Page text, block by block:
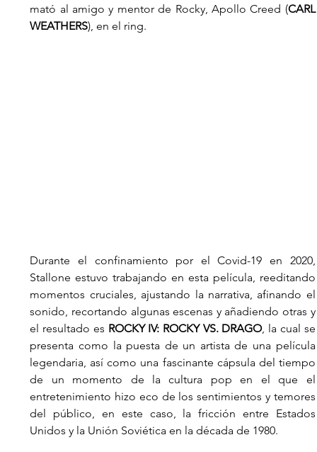
mató al amigo y mentor de Rocky, Apollo Creed (CARL
WEATHERS), en el ring.
Durante el confinamiento por el Covid-19 en 2020,
Stallone estuvo trabajando en esta película, reeditando
momentos cruciales, ajustando la narrativa, afinando el
sonido, recortando algunas escenas y añadiendo otras y
el resultado es ROCKY IV: ROCKY VS. DRAGO, la cual se
presenta como la puesta de un artista de una película
legendaria, así como una fascinante cápsula del tiempo
de un momento de la cultura pop en el que el
entretenimiento hizo eco de los sentimientos y temores
del público, en este caso, la fricción entre Estados
Unidos y la Unión Soviética en la década de 1980.